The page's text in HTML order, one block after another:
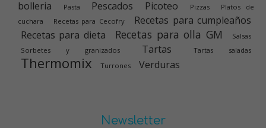
bolleria
Pasta Pescados Picoteo Pizzas
Platos de
cuchara
Recetas para Cecofry
Recetas para cumpleaños
Recetas para dieta
Recetas para olla GM
Salsas
Sorbetes y granizados
Tartas Tartas saladas
Thermomix Turrones Verduras
Newsletter